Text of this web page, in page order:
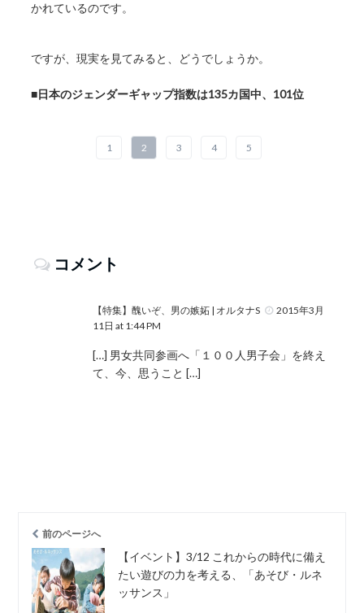
かれているのです。
ですが、現実を見てみると、どうでしょうか。
■日本のジェンダーギャップ指数は135カ国中、101位
1 2 3 4 5
コメント
【特集】醜いぞ、男の嫉妬 | オルタナS
2015年3月
11日 at 1:44 PM
[…] 男女共同参画へ「１００人男子会」を終え
て、今、思うこと […]
前のページへ
【イベント】3/12 これからの時代に備え
たい遊びの力を考える、「あそび・ルネ
ッサンス」